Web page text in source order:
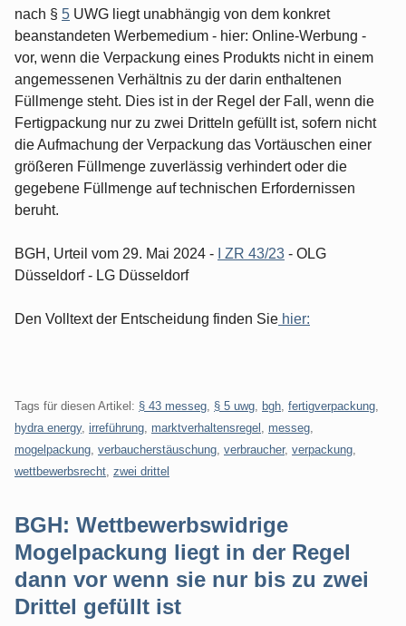
nach § 5 UWG liegt unabhängig von dem konkret
beanstandeten Werbemedium - hier: Online-Werbung -
vor, wenn die Verpackung eines Produkts nicht in einem
angemessenen Verhältnis zu der darin enthaltenen
Füllmenge steht. Dies ist in der Regel der Fall, wenn die
Fertigpackung nur zu zwei Dritteln gefüllt ist, sofern nicht
die Aufmachung der Verpackung das Vortäuschen einer
größeren Füllmenge zuverlässig verhindert oder die
gegebene Füllmenge auf technischen Erfordernissen
beruht.
BGH, Urteil vom 29. Mai 2024 - I ZR 43/23 - OLG
Düsseldorf - LG Düsseldorf
Den Volltext der Entscheidung finden Sie hier:
Tags für diesen Artikel: § 43 messeg § 5 uwg bgh fertigverpackung
hydra energy, irreführung marktverhaltensregel messeg
mogelpackung verbaucherstäuschung verbraucher, verpackung
wettbewerbsrecht zwei drittel
BGH: Wettbewerbswidrige
Mogelpackung liegt in der Regel
dann vor wenn sie nur bis zu zwei
Drittel gefüllt ist